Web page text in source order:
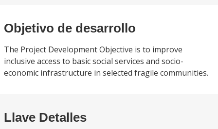
Objetivo de desarrollo
The Project Development Objective is to improve
inclusive access to basic social services and socio-
economic infrastructure in selected fragile communities.
Llave Detalles